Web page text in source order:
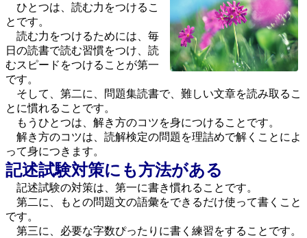
ひとつは、読む力をつけるこ
とです。
読む力をつけるためには、毎
日の読書で読む習慣をつけ、読
むスピードをつけることが第一
です。
そして、第二に、問題集読書で、難しい文章を読み取るこ
とに慣れることです。
もうひとつは、解き方のコツを身につけることです。
解き方のコツは、読解検定の問題を理詰めで解くことによ
って身につきます。
記述試験対策にも方法がある
記述試験の対策は、第一に書き慣れることです。
第二に、もとの問題文の語彙をできるだけ使って書くこと
です。
第三に、必要な字数ぴったりに書く練習をすることです。